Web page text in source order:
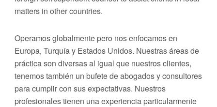
matters in other countries.
Operamos globalmente pero nos enfocamos en
Europa, Turquía y Estados Unidos. Nuestras áreas de
práctica son diversas al igual que nuestros clientes,
tenemos también un bufete de abogados y consultores
para cumplir con sus expectativas. Nuestros
profesionales tienen una experiencia particularmente